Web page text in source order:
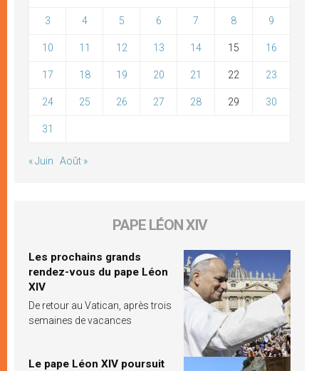
3 4 5 6 7 8 9
10 11 12 13 14 15 16
17 18 19 20 21 22 23
24 25 26 27 28 29 30
31
« Juin Août »
PAPE LÉON XIV
Les prochains grands
rendez-vous du pape Léon
XIV
De retour au Vatican, après trois
semaines de vacances
Le pape Léon XIV poursuit